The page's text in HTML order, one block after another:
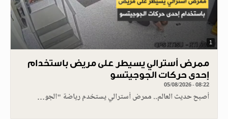
1
ممرض أسترالي يسيطر على مريض باستخدام
إحدى حركات الجوجيتسو
05/08/2026 - 08:22
أصبح حديث العالم.. ممرض أسترالي يستخدم رياضة "الجو…